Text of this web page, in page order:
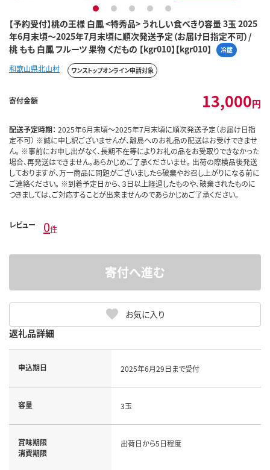
【予約受付】桃の王様 白鳳 <特秀品> うれしい食べきり容量 3玉 2025
年6月末頃～2025年7月末頃に順次発送予定（お届け日指定不可）/
桃 もも 白鳳 フルーツ 果物 くだもの 【kgr010】【kgr010】
冷蔵
1 2 3 4 5
和歌山県北山村 ワンストップオンライン申請対象
寄付金額 13,000円
配送予定時期： 2025年6月末頃～2025年7月末頃に順次発送予定（お届け日指
定不可） ※誠に申し訳ございませんが、離島へのお礼品の配送はお受けできませ
ん。 ※事前にお申し出がなく、長期不在等によりお礼の品をお受取りできなかった
場合、再発送はできません。あらかじめご了承くださいませ。 出荷の際検品後発送
しておりますが、万一商品に問題がございましたら破棄やお召し上がりになる前に
ご連絡ください。 ※到着予定日から、３日以上経過したものや、破棄されたものに
つきましては、ご対応することが出来ませんのであらかじめご了承ください。
レビュー 0件
お気に入り
寄付へ進む
返礼品詳細
申込期日 2025年6月29日まで受付
容量 3玉
賞味期限
消費期限
出荷日から5日程度